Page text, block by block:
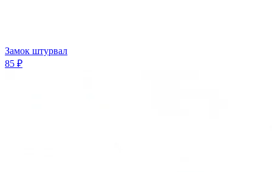
Замок штурвал
85 ₽